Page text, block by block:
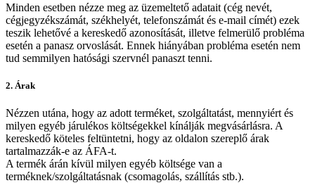
Minden esetben nézze meg az üzemeltető adatait (cég nevét,
cégjegyzékszámát, székhelyét, telefonszámát és e-mail címét) ezek
teszik lehetővé a kereskedő azonosítását, illetve felmerülő probléma
esetén a panasz orvoslását. Ennek hiányában probléma esetén nem
tud semmilyen hatósági szervnél panaszt tenni.
2. Árak
Nézzen utána, hogy az adott terméket, szolgáltatást, mennyiért és
milyen egyéb járulékos költségekkel kínálják megvásárlásra. A
kereskedő köteles feltüntetni, hogy az oldalon szereplő árak
tartalmazzák-e az ÁFA-t.
A termék árán kívül milyen egyéb költsége van a
terméknek/szolgáltatásnak (csomagolás, szállítás stb.).